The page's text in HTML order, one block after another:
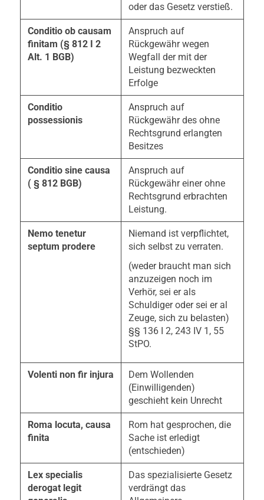
oder das Gesetz verstieß.
Conditio ob causam
finitam (§ 812 I 2
Alt. 1 BGB)
Anspruch auf
Rückgewähr wegen
Wegfall der mit der
Leistung bezweckten
Erfolge
Conditio
possessionis
Anspruch auf
Rückgewähr des ohne
Rechtsgrund erlangten
Besitzes
Conditio sine causa
( § 812 BGB)
Anspruch auf
Rückgewähr einer ohne
Rechtsgrund erbrachten
Leistung.
Nemo tenetur
septum prodere
Niemand ist verpflichtet,
sich selbst zu verraten.
(weder braucht man sich
anzuzeigen noch im
Verhör, sei er als
Schuldiger oder sei er al
Zeuge, sich zu belasten)
§§ 136 I 2, 243 IV 1, 55
StPO.
Volenti non fir injura
Dem Wollenden
(Einwilligenden)
geschieht kein Unrecht
Roma locuta, causa
finita
Rom hat gesprochen, die
Sache ist erledigt
(entschieden)
Lex specialis
derogat legit
Das spezialisierte Gesetz
verdrängt das